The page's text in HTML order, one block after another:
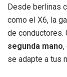
Desde berlinas
como el X6, la
de conductores.
segunda mano,
se adapte a tus